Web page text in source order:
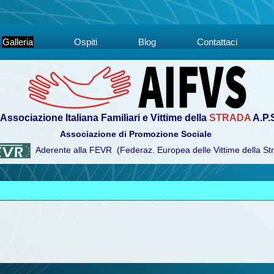
Galleria Ospiti Blog Contattaci
Associazione Italiana Familiari e Vittime della STRADA
Associazione di Promozione Sociale
Aderente alla FEVR (Federaz. Europea delle Vittime della